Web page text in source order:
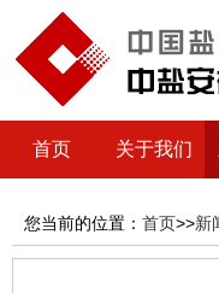
首页 关于我们
您当前的位置： 首页>>新